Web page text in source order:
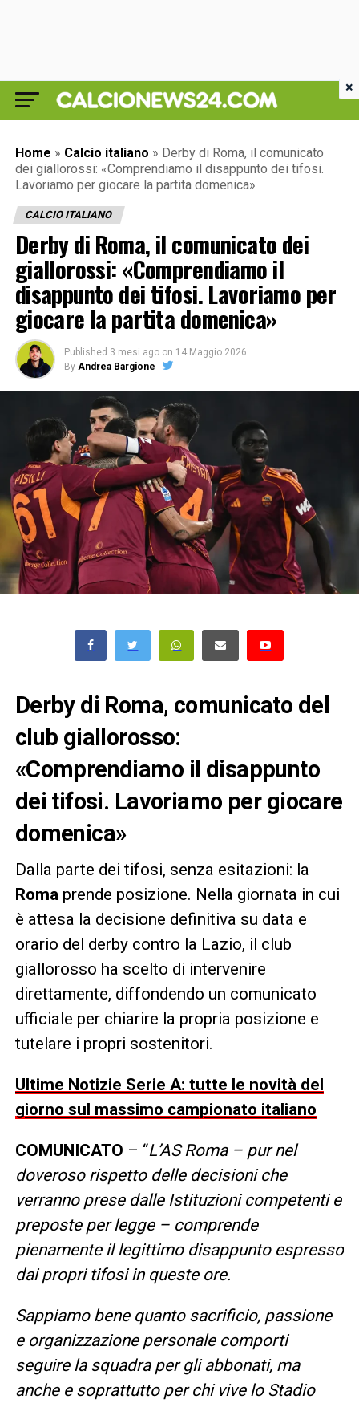
Home » Calcio italiano » Derby di Roma, il comunicato
dei giallorossi: «Comprendiamo il disappunto dei tifosi.
Lavoriamo per giocare la partita domenica»
CALCIO ITALIANO
Derby di Roma, il comunicato dei
giallorossi: «Comprendiamo il
disappunto dei tifosi. Lavoriamo per
giocare la partita domenica»
Published 3 mesi ago on 14 Maggio 2026
By Andrea Bargione
Derby di Roma, comunicato del
club giallorosso:
«Comprendiamo il disappunto
dei tifosi. Lavoriamo per giocare
domenica»
Dalla parte dei tifosi, senza esitazioni: la
Roma prende posizione. Nella giornata in cui
è attesa la decisione definitiva su data e
orario del derby contro la Lazio, il club
giallorosso ha scelto di intervenire
direttamente, diffondendo un comunicato
ufficiale per chiarire la propria posizione e
tutelare i propri sostenitori.
Ultime Notizie Serie A: tutte le novità del
giorno sul massimo campionato italiano
COMUNICATO – “L’AS Roma – pur nel
doveroso rispetto delle decisioni che
verranno prese dalle Istituzioni competenti e
preposte per legge – comprende
pienamente il legittimo disappunto espresso
dai propri tifosi in queste ore.
Sappiamo bene quanto sacrificio, passione
e organizzazione personale comporti
seguire la squadra per gli abbonati, ma
anche e soprattutto per chi vive lo Stadio
×